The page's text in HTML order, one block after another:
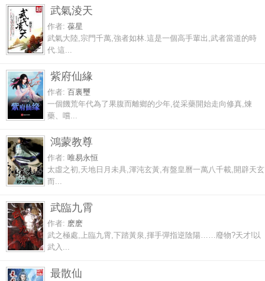
武氣淩天
作者: 葆星
武氣大陸,宗門千萬,強者如林.這是一個高手輩出,武者當道的時
代.這...
紫府仙緣
作者: 百裏璽
一個饑荒年代為了果腹而離鄉的少年,從采藥開始走向修真,煉
藥、嚐...
鴻蒙教尊
作者: 唯易永恒
太虛之初,天地日月未具,渾沌玄黃,有盤皇曆一萬八千載,開辟天玄
而...
武臨九霄
作者: 麽麽
武之極處,上臨九霄,下踏黃泉,揮手彈指逆陰陽……廢物?天才!以
武入...
最散仙